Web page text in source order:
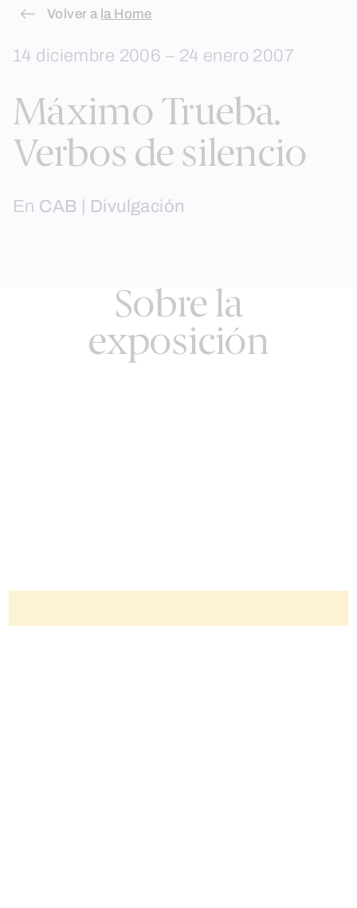
Skip
content
Volver a la Home
14 diciembre 2006 – 24 enero 2007
Máximo Trueba.
Verbos de silencio
En CAB | Divulgación
Sobre la
exposición